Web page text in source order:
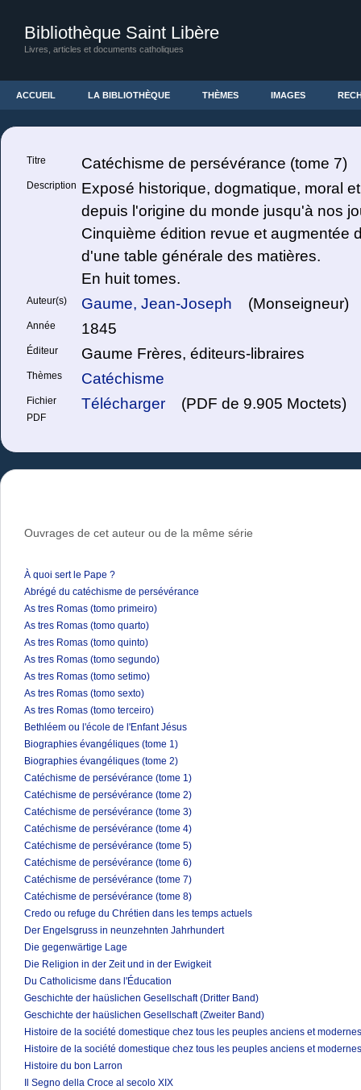
Bibliothèque Saint Libère
Livres, articles et documents catholiques
ACCUEIL LA BIBLIOTHÈQUE THÈMES IMAGES
Titre Catéchisme de persévérance (tome 7)
Description Exposé historique, dogmatique, moral
depuis l'origine du monde jusqu'à nos
Cinquième édition revue et augmentée
d'une table générale des matières.
En huit tomes.
Auteur(s) Gaume, Jean-Joseph (Monseigneur)
Année 1845
Éditeur Gaume Frères, éditeurs-libraires
Thèmes Catéchisme
Fichier
PDF
Télécharger (PDF de 9.905 Moctets)
Ouvrages de cet auteur ou de la même série
À quoi sert le Pape ?
Abrégé du catéchisme de persévérance
As tres Romas (tomo primeiro)
As tres Romas (tomo quarto)
As tres Romas (tomo quinto)
As tres Romas (tomo segundo)
As tres Romas (tomo setimo)
As tres Romas (tomo sexto)
As tres Romas (tomo terceiro)
Bethléem ou l'école de l'Enfant Jésus
Biographies évangéliques (tome 1)
Biographies évangéliques (tome 2)
Catéchisme de persévérance (tome 1)
Catéchisme de persévérance (tome 2)
Catéchisme de persévérance (tome 3)
Catéchisme de persévérance (tome 4)
Catéchisme de persévérance (tome 5)
Catéchisme de persévérance (tome 6)
Catéchisme de persévérance (tome 7)
Catéchisme de persévérance (tome 8)
Credo ou refuge du Chrétien dans les temps actuels
Der Engelsgruss in neunzehnten Jahrhundert
Die gegenwärtige Lage
Die Religion in der Zeit und in der Ewigkeit
Du Catholicisme dans l'Éducation
Geschichte der haüslichen Gesellschaft (Dritter Band)
Geschichte der haüslichen Gesellschaft (Zweiter Band)
Histoire de la société domestique chez tous les peuples anciens et
Histoire de la société domestique chez tous les peuples anciens et
Histoire du bon Larron
Il Segno della Croce al secolo XIX